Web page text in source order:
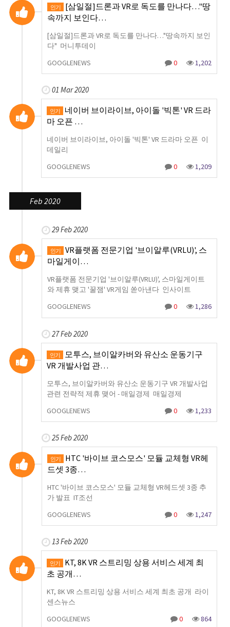
인기
[삼일절]드론과 VR로 독도를 만나다…"땅
속까지 보인다…
[삼일절]드론과 VR로 독도를 만나다…"땅속까지 보인
다" 머니투데이
GOOGLENEWS
0 1,202
01 Mar 2020
인기
네이버 브이라이브, 아이돌 '빅톤' VR 드라
마 오픈 …
네이버 브이라이브, 아이돌 '빅톤' VR 드라마 오픈 이
데일리
GOOGLENEWS
0 1,209
Feb 2020
29 Feb 2020
인기
VR플랫폼 전문기업 '브이알루(VRLU)', 스
마일게이…
VR플랫폼 전문기업 '브이알루(VRLU)', 스마일게이트
와 제휴 맺고 '꿀잼' VR게임 쏟아낸다 인사이트
GOOGLENEWS
0 1,286
27 Feb 2020
인기
모투스, 브이알카버와 유산소 운동기구
VR 개발사업 관…
모투스, 브이알카버와 유산소 운동기구 VR 개발사업
관련 전략적 제휴 맺어 - 매일경제 매일경제
GOOGLENEWS
0 1,233
25 Feb 2020
인기
HTC '바이브 코스모스' 모듈 교체형 VR헤
드셋 3종…
HTC '바이브 코스모스' 모듈 교체형 VR헤드셋 3종 추
가 발표 IT조선
GOOGLENEWS
0 1,247
13 Feb 2020
인기
KT, 8K VR 스트리밍 상용 서비스 세계 최
초 공개…
KT, 8K VR 스트리밍 상용 서비스 세계 최초 공개 라이
센스뉴스
GOOGLENEWS
0 864